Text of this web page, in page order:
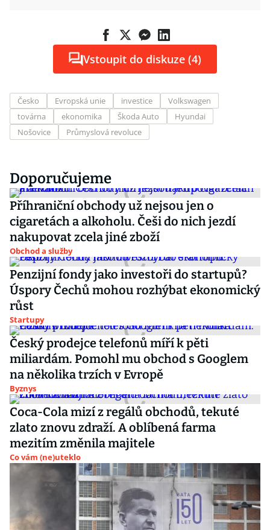
Vstoupit do diskuze (4)
Česko Evropská unie investice
Volkswagen
továrna
ekonomika Škoda Auto
Hyundai
Nošovice
Průmyslová revoluce
Doporučujeme
Příhraniční obchody už nejsou jen o
cigaretách a alkoholu. Češi do nich jezdí
nakupovat zcela jiné zboží
Obchod a služby
Penzijní fondy jako investoři do startupů?
Úspory Čechů mohou rozhýbat ekonomický
růst
Startupy
Český prodejce telefonů míří k pěti
miliardám. Pomohl mu obchod s Googlem
na několika trzích v Evropě
Byznys
Coca-Cola mizí z regálů obchodů, tekuté
zlato znovu zdraží. A oblíbená farma
mezitím změnila majitele
Co vám (ne)uteklo